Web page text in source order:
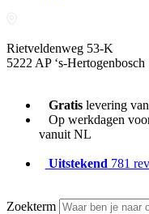
Rietveldenweg 53-K
5222 AP ‘s-Hertogenbosch
Gratislevering
Op werkdagen
vanuit NL
Uitstekend 781
Zoekterm